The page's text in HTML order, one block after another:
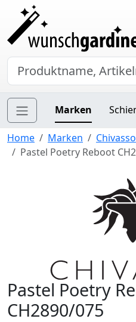
Marken
Home Marken
Chivasso
Pastel Poetry Reboot
Pastel Poetry
CH2890/075